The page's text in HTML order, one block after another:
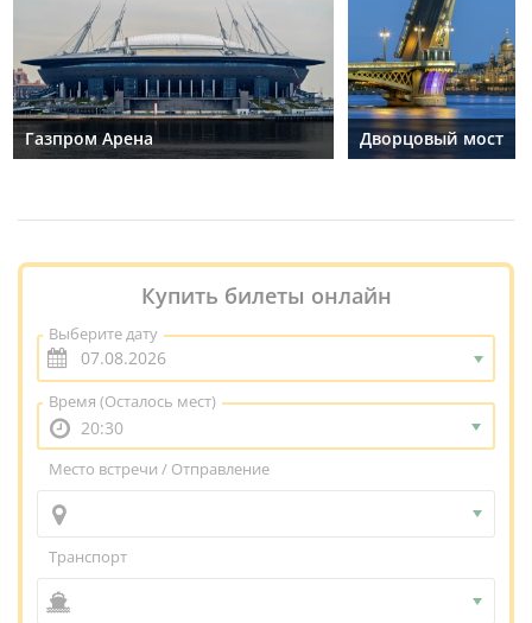
Газпром Арена Дворцовый мост
Купить билеты онлайн
Выберите дату
Время (Осталось мест)
20:30
Место встречи / Отправление
Транспорт